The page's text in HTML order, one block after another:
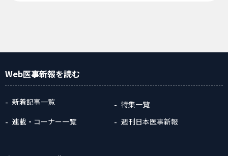
Web医事新報を読む
新着記事一覧
特集一覧
連載・コーナー一覧
週刊日本医事新報